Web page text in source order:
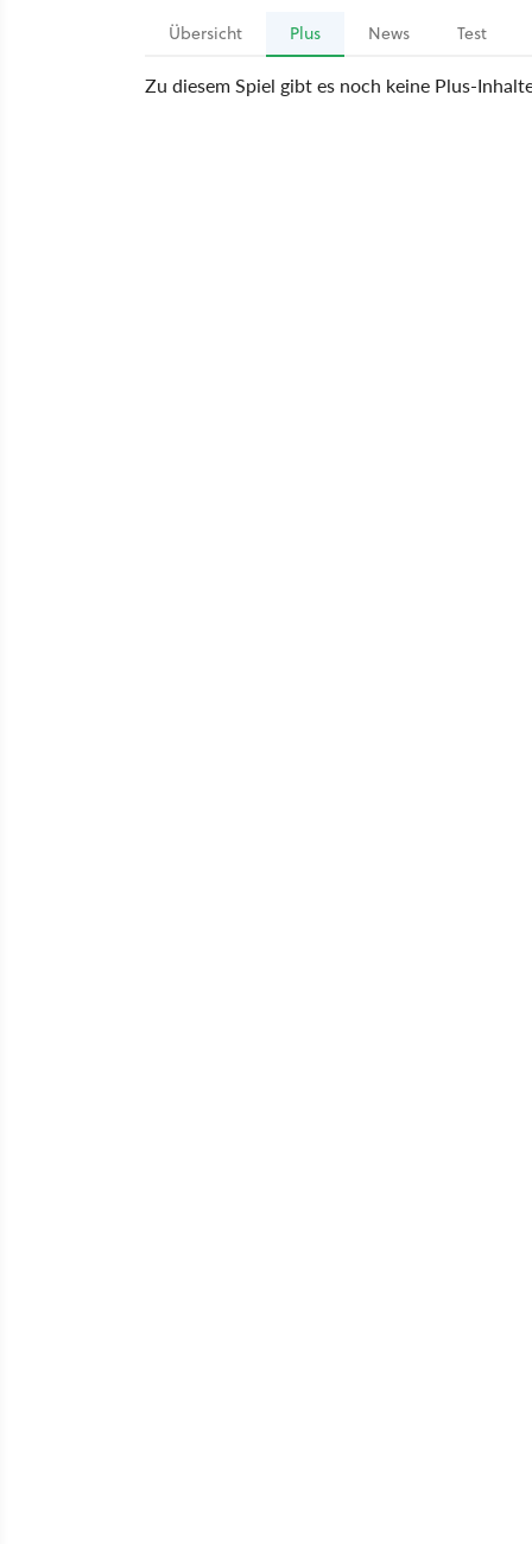
Übersicht Plus News Test
Zu diesem Spiel gibt es noch keine Plus-